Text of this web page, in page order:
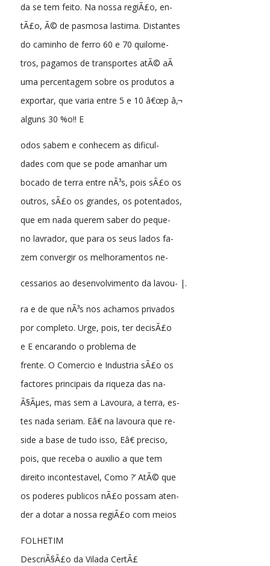
da se tem feito. Na nossa regiÃ£o, en-
tÃ£o, Ã© de pasmosa lastima. Distantes
do caminho de ferro 60 e 70 quilome-
tros, pagamos de transportes atÃ© aÃ­
uma percentagem sobre os produtos a
exportar, que varia entre 5 e 10 â€œp â‚¬
alguns 30 %o!! E
odos sabem e conhecem as dificul-
dades com que se pode amanhar um
bocado de terra entre nÃ³s, pois sÃ£o os
outros, sÃ£o os grandes, os potentados,
que em nada querem saber do peque-
no lavrador, que para os seus lados fa-
zem convergir os melhoramentos ne-
cessarios ao desenvolvimento da lavou- |.
ra e de que nÃ³s nos achamos privados
por completo. Urge, pois, ter decisÃ£o
e E encarando o problema de
frente. O Comercio e Industria sÃ£o os
factores principais da riqueza das na-
Ã§Ãµes, mas sem a Lavoura, a terra, es-
tes nada seriam. Eâ€ na lavoura que re-
side a base de tudo isso, Eâ€ preciso,
pois, que receba o auxilio a que tem
direito incontestavel, Como ?’ AtÃ© que
os poderes publicos nÃ£o possam aten-
der a dotar a nossa regiÃ£o com meios
FOLHETIM
DescriÃ§Ã£o da Vilada CertÃ£